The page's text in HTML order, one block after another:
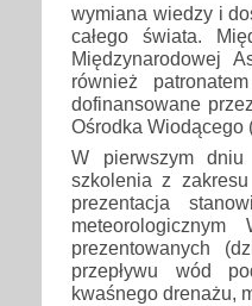
wymiana wiedzy i
całego świata.
Międzynarodowej
również
dofinansowane
Ośrodka Wiodącego
W pierwszym
szkolenia z
prezentacja
prezentowanych
przepływu wód
kwaśnego drenażu,